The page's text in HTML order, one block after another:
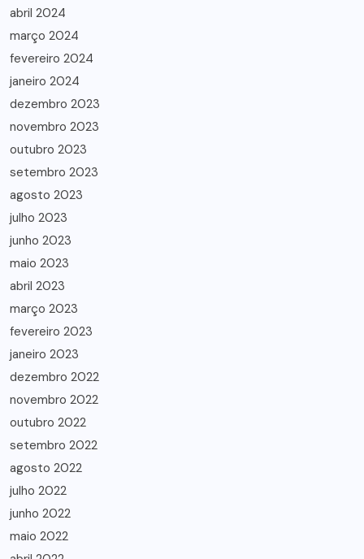
abril 2024
março 2024
fevereiro 2024
janeiro 2024
dezembro 2023
novembro 2023
outubro 2023
setembro 2023
agosto 2023
julho 2023
junho 2023
maio 2023
abril 2023
março 2023
fevereiro 2023
janeiro 2023
dezembro 2022
novembro 2022
outubro 2022
setembro 2022
agosto 2022
julho 2022
junho 2022
maio 2022